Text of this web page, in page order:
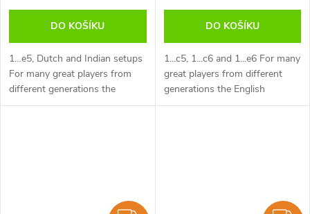
DO KOŠÍKU
1…e5, Dutch and Indian setups
For many great players from
different generations the
English opening has been a
DO KOŠÍKU
1...c5, 1...c6 and 1...e6 For many
great players from different
generations the English
opening has been a logical